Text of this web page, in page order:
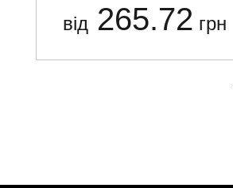
від 265.72 грн